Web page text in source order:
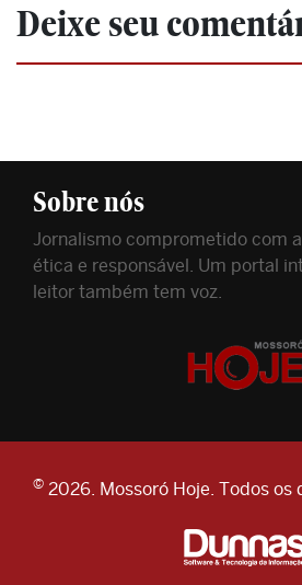
Deixe seu
Sobre nós
Jornalismo comprometido com
ética e responsável. Um portal
leitor também tem voz.
© 2026. Mossoró Hoje. Todos os